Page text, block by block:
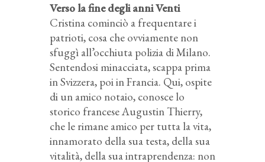
Verso la fine degli anni Venti
Cristina cominciò a frequentare i
patrioti, cosa che ovviamente non
sfuggì all’occhiuta polizia di Milano.
Sentendosi minacciata, scappa prima
in Svizzera, poi in Francia. Qui, ospite
di un amico notaio, conosce lo
storico francese Augustin Thierry,
che le rimane amico per tutta la vita,
innamorato della sua testa, della sua
vitalità, della sua intraprendenza: non